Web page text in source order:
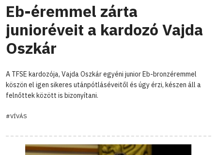
Eb-éremmel zárta
junioréveit a kardozó Vajda
Oszkár
A TFSE kardozója, Vajda Oszkár egyéni junior Eb-bronzéremmel
köszön el igen sikeres utánpótláséveitől és úgy érzi, készen áll a
felnőttek között is bizonyítani.
#VÍVÁS